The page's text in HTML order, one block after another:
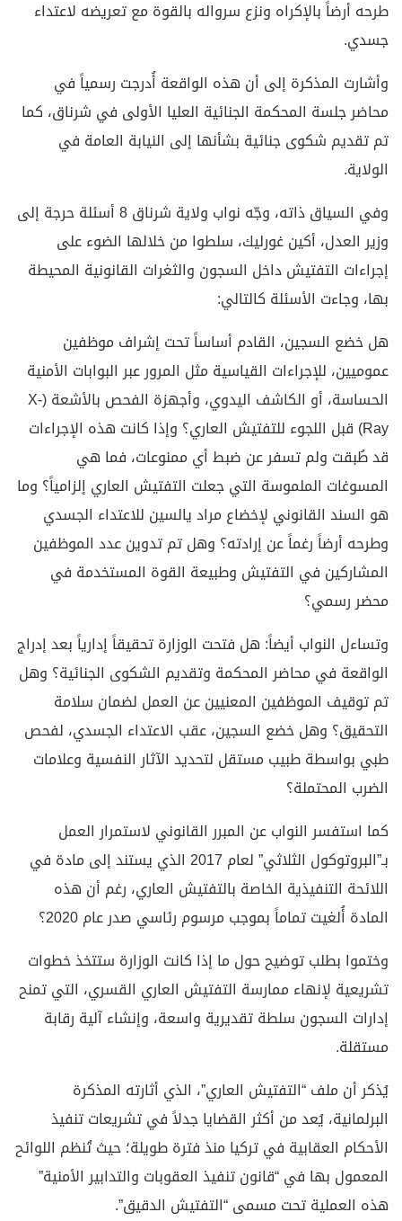
طرحه أرضاً بالإكراه ونزع سرواله بالقوة مع تعريضه لاعتداء
جسدي.
وأشارت المذكرة إلى أن هذه الواقعة أُدرجت رسمياً في
محاضر جلسة المحكمة الجنائية العليا الأولى في شرناق، كما
تم تقديم شكوى جنائية بشأنها إلى النيابة العامة في
الولاية.
وفي السياق ذاته، وجّه نواب ولاية شرناق 8 أسئلة حرجة إلى
وزير العدل، أكين غورليك، سلطوا من خلالها الضوء على
إجراءات التفتيش داخل السجون والثغرات القانونية المحيطة
بها، وجاءت الأسئلة كالتالي:
هل خضع السجين، القادم أساساً تحت إشراف موظفين
عموميين، للإجراءات القياسية مثل المرور عبر البوابات الأمنية
الحساسة، أو الكاشف اليدوي، وأجهزة الفحص بالأشعة (X-
Ray) قبل اللجوء للتفتيش العاري؟ وإذا كانت هذه الإجراءات
قد طُبقت ولم تسفر عن ضبط أي ممنوعات، فما هي
المسوغات الملموسة التي جعلت التفتيش العاري إلزامياً؟ وما
هو السند القانوني لإخضاع مراد يالسين للاعتداء الجسدي
وطرحه أرضاً رغماً عن إرادته؟ وهل تم تدوين عدد الموظفين
المشاركين في التفتيش وطبيعة القوة المستخدمة في
محضر رسمي؟
وتساءل النواب أيضاً: هل فتحت الوزارة تحقيقاً إدارياً بعد إدراج
الواقعة في محاضر المحكمة وتقديم الشكوى الجنائية؟ وهل
تم توقيف الموظفين المعنيين عن العمل لضمان سلامة
التحقيق؟ وهل خضع السجين، عقب الاعتداء الجسدي، لفحص
طبي بواسطة طبيب مستقل لتحديد الآثار النفسية وعلامات
الضرب المحتملة؟
كما استفسر النواب عن المبرر القانوني لاستمرار العمل
بـ”البروتوكول الثلاثي” لعام 2017 الذي يستند إلى مادة في
اللائحة التنفيذية الخاصة بالتفتيش العاري، رغم أن هذه
المادة أُلغيت تماماً بموجب مرسوم رئاسي صدر عام 2020؟
وختموا بطلب توضيح حول ما إذا كانت الوزارة ستتخذ خطوات
تشريعية لإنهاء ممارسة التفتيش العاري القسري، التي تمنح
إدارات السجون سلطة تقديرية واسعة، وإنشاء آلية رقابة
مستقلة.
يُذكر أن ملف “التفتيش العاري”، الذي أثارته المذكرة
البرلمانية، يُعد من أكثر القضايا جدلاً في تشريعات تنفيذ
الأحكام العقابية في تركيا منذ فترة طويلة؛ حيث تُنظم اللوائح
المعمول بها في “قانون تنفيذ العقوبات والتدابير الأمنية”
هذه العملية تحت مسمى “التفتيش الدقيق”.